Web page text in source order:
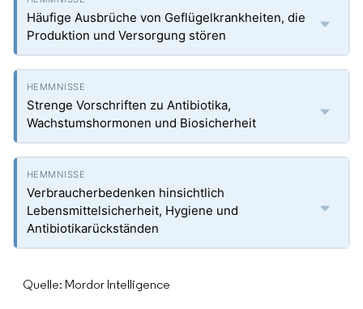
Häufige Ausbrüche von Geflügelkrankheiten, die
Produktion und Versorgung stören
Strenge Vorschriften zu Antibiotika,
Wachstumshormonen und Biosicherheit
Verbraucherbedenken hinsichtlich
Lebensmittelsicherheit, Hygiene und
Antibiotikarückständen
Quelle: Mordor Intelligence